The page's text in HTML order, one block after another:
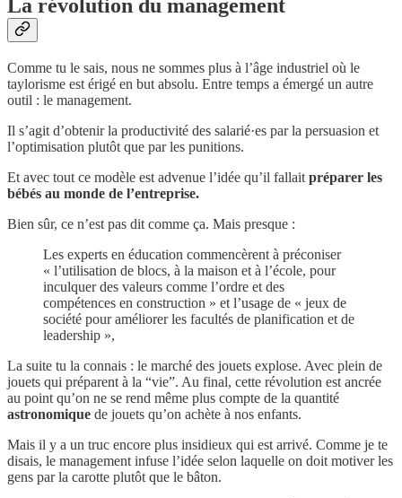
La révolution du management
Comme tu le sais, nous ne sommes plus à l’âge industriel où le
taylorisme est érigé en but absolu. Entre temps a émergé un autre
outil : le management.
Il s’agit d’obtenir la productivité des salarié·es par la persuasion et
l’optimisation plutôt que par les punitions.
Et avec tout ce modèle est advenue l’idée qu’il fallait préparer les
bébés au monde de l’entreprise.
Bien sûr, ce n’est pas dit comme ça. Mais presque :
Les experts en éducation commencèrent à préconiser
« l’utilisation de blocs, à la maison et à l’école, pour
inculquer des valeurs comme l’ordre et des
compétences en construction » et l’usage de « jeux de
société pour améliorer les facultés de planification et de
leadership »,
La suite tu la connais : le marché des jouets explose. Avec plein de
jouets qui préparent à la “vie”. Au final, cette révolution est ancrée
au point qu’on ne se rend même plus compte de la quantité
astronomique de jouets qu’on achète à nos enfants.
Mais il y a un truc encore plus insidieux qui est arrivé. Comme je te
disais, le management infuse l’idée selon laquelle on doit motiver les
gens par la carotte plutôt que le bâton.